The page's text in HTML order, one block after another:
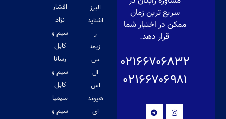
سریع ترین زمان
ممکن در اختیار شما
قرار دهد.
۰۲۱۶۶۷۰۶۸۳۲
۰۲۱۶۶۷۰۶۹۸۱
البرز
اشناید
ر
زیمن
س
ال
اس
هیوند
ای
افشار
نژاد
سیم و
کابل
رسانا
سیم و
کابل
سیمیا
سیم و